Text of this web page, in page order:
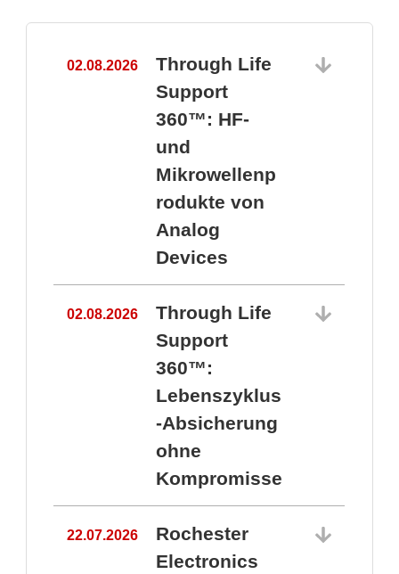
02.08.2026
Through Life
Support
360™: HF-
und
Mikrowellenp
rodukte von
Analog
Devices
02.08.2026
Through Life
Support
360™:
Lebenszyklus
-Absicherung
ohne
Kompromisse
22.07.2026
Rochester
Electronics